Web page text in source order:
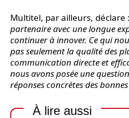
Multitel, par ailleurs, déclare
partenaire avec une longue
continuer à innover. Ce qui
pas seulement la qualité des
communication directe et
nous avons posée une
réponses concrètes des
À lire aussi